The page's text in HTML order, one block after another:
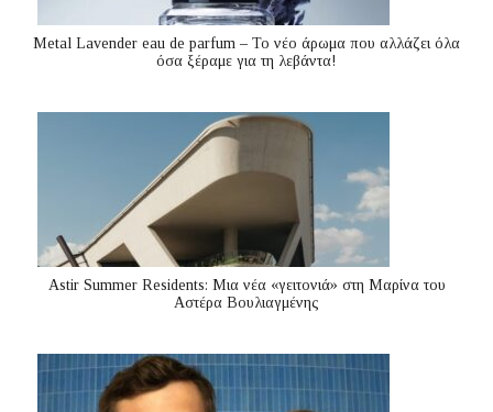
Metal Lavender eau de parfum – Το νέο άρωμα που αλλάζει όλα
όσα ξέραμε για τη λεβάντα!
Astir Summer Residents: Μια νέα «γειτονιά» στη Μαρίνα του
Αστέρα Βουλιαγμένης